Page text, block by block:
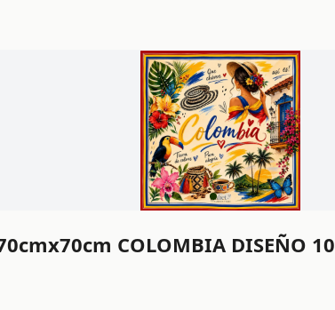
COLOMBIA DISEÑO 10